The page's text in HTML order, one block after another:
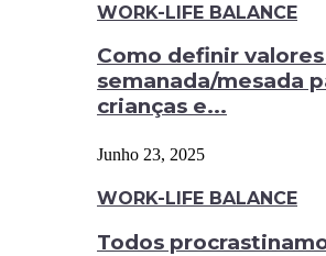
WORK-LIFE BALANCE
Como definir
semanada/mesada
crianças e...
Junho 23, 2025
WORK-LIFE BALANCE
Todos